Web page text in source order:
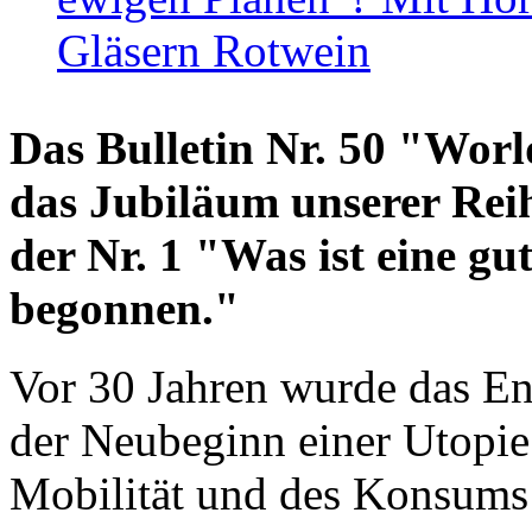
Gläsern Rotwein
Das Bulletin Nr. 50
das Jubiläum unserer
der Nr. 1 "Was ist eine
begonnen."
Vor 30 Jahren wurde das
der Neubeginn einer
Mobilität und des